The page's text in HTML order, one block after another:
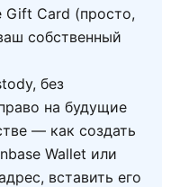
Gift Card (просто,
собственный
без
на будущие
— как создать
Wallet или
вставить его